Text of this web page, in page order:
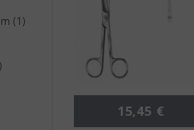
(1)
Precio
15,45 €